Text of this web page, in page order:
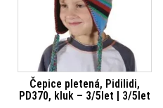
Čepice pletená, Pidilidi,
PD370, kluk – 3/5let | 3/5let